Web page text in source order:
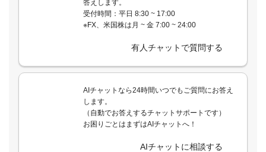
答えします。
受付時間：平日 8:30 ~ 17:00
※FX、米国株は月 ~ 金 7:00 ~ 24:00
有人チャットで質問する
AIチャットなら24時間いつでもご質問にお答え
します。
（自動でお答えするチャットサポートです）
お困りごとはまずはAIチャットへ！
AIチャットに相談する